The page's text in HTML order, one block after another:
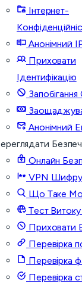
Інтернет-
Анонімний
Приховати
Ідентифікацію
Запобігання
Анонімний
Онлайн
VPN
Що Таке
Тест
Приховати
Перевірка
Перевірка
Перевірка